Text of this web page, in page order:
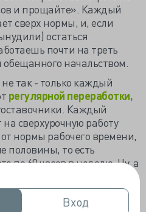
Вход
Вход
и прощайте». Каждый
сверх нормы, и, если
остаться
почти на треть
начальством.
так - только каждый
регулярной переработки,
Каждый
сверхурочную работу
нормы рабочего времени,
половины, то есть
по 60 часов в неделю. Ну, а
ставку легко только «ноги
коэффициент совмещения
им даже хвастает.